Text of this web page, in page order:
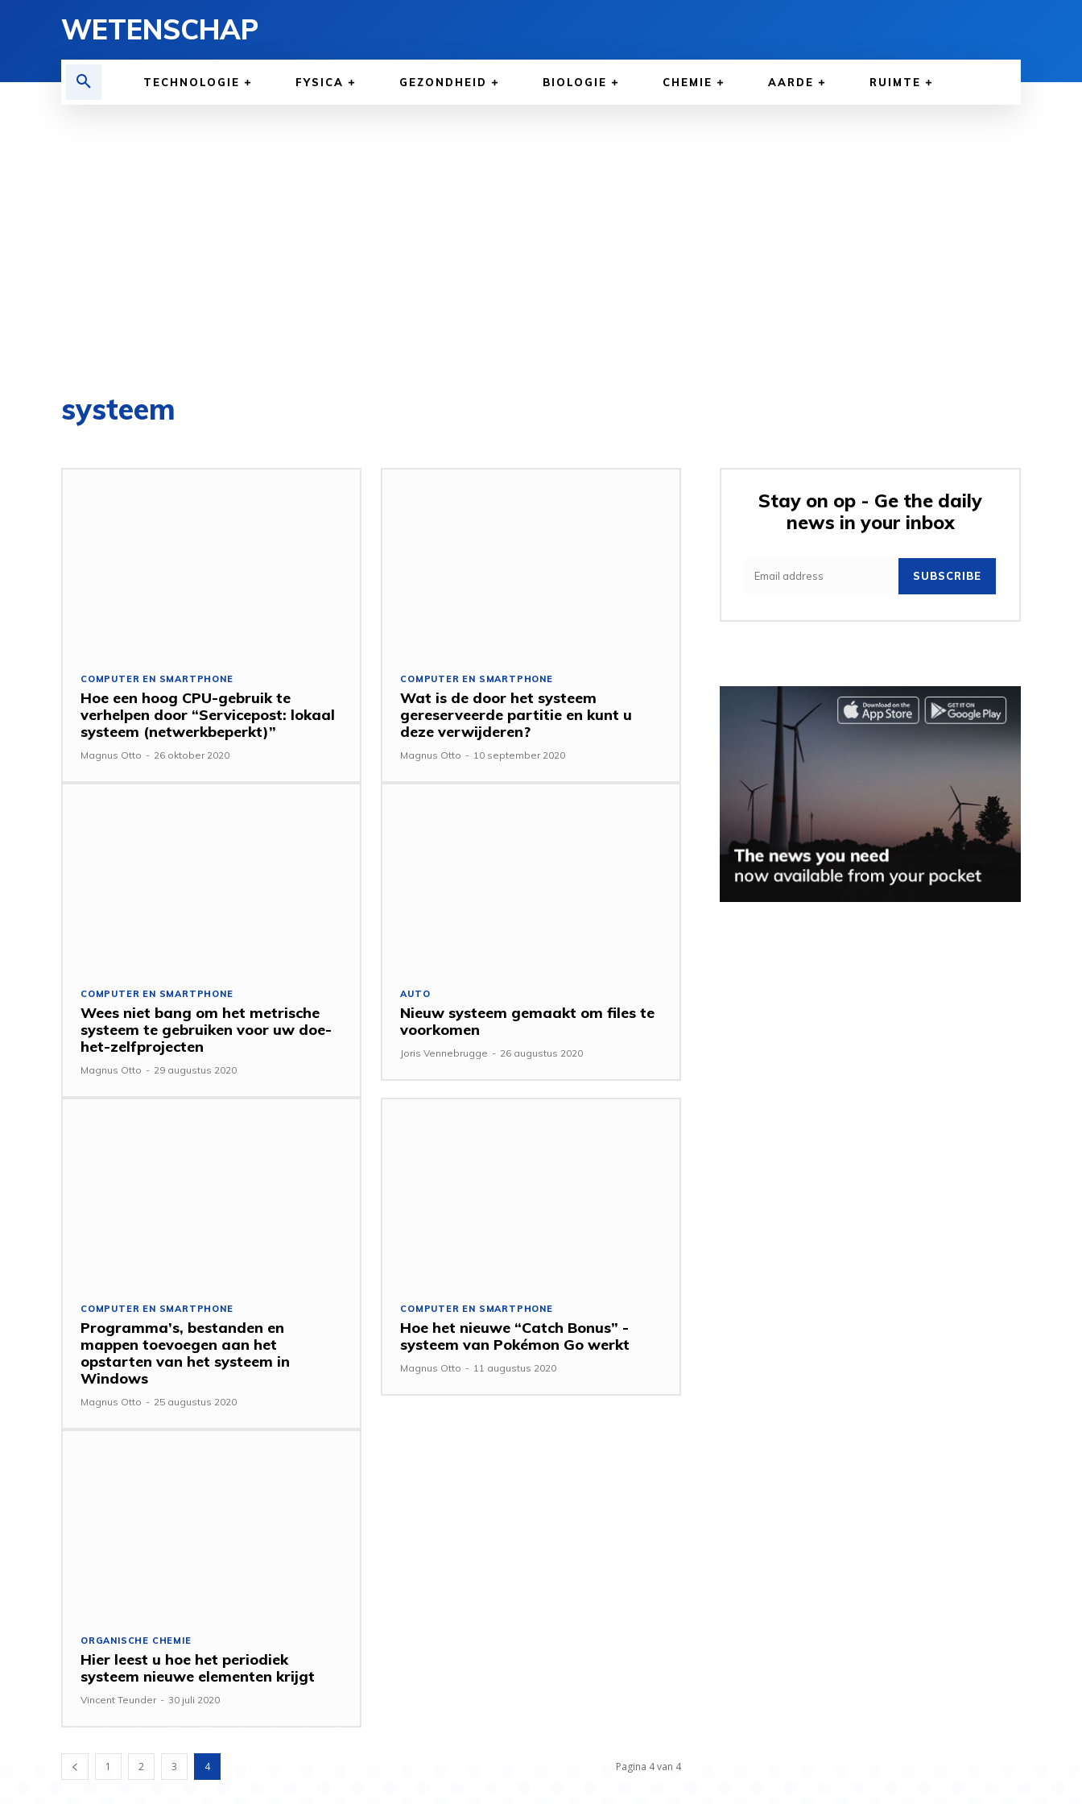
WETENSCHAP
TECHNOLOGIE FYSICA GEZONDHEID BIOLOGIE CHEMIE AARDE RUIMTE
systeem
COMPUTER EN SMARTPHONE
Hoe een hoog CPU-gebruik te
verhelpen door “Servicepost: lokaal
systeem (netwerkbeperkt)”
Magnus Otto - 26 oktober 2020
COMPUTER EN SMARTPHONE
Wat is de door het systeem
gereserveerde partitie en kunt u
deze verwijderen?
Magnus Otto - 10 september 2020
COMPUTER EN SMARTPHONE
Wees niet bang om het metrische
systeem te gebruiken voor uw doe-
het-zelfprojecten
Magnus Otto - 29 augustus 2020
AUTO
Nieuw systeem gemaakt om files te
voorkomen
Joris Vennebrugge - 26 augustus 2020
COMPUTER EN SMARTPHONE
Programma’s, bestanden en
mappen toevoegen aan het
opstarten van het systeem in
Windows
Magnus Otto - 25 augustus 2020
COMPUTER EN SMARTPHONE
Hoe het nieuwe “Catch Bonus” -
systeem van Pokémon Go werkt
Magnus Otto - 11 augustus 2020
ORGANISCHE CHEMIE
Hier leest u hoe het periodiek
systeem nieuwe elementen krijgt
Vincent Teunder - 30 juli 2020
1 2 3 4 Pagina 4 van 4
Stay on op - Ge the daily
news in your inbox
SUBSCRIBE